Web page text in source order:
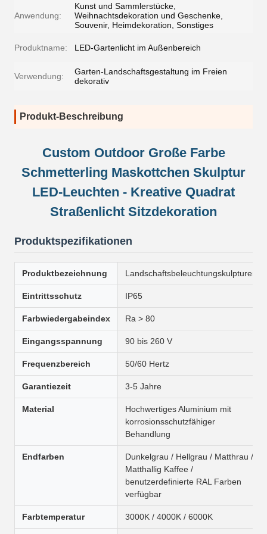
Anwendung:
Kunst und Sammlerstücke,
Weihnachtsdekoration und Geschenke,
Souvenir, Heimdekoration, Sonstiges
Produktname: LED-Gartenlicht im Außenbereich
Verwendung:
Garten-Landschaftsgestaltung im Freien
dekorativ
Produkt-Beschreibung
Custom Outdoor Große Farbe
Schmetterling Maskottchen Skulptur
LED-Leuchten - Kreative Quadrat
Straßenlicht Sitzdekoration
Produktspezifikationen
Produktbezeichnung Landschaftsbeleuchtungskulpturen
Eintrittsschutz IP65
Farbwiedergabeindex Ra > 80
Eingangsspannung 90 bis 260 V
Frequenzbereich 50/60 Hertz
Garantiezeit 3-5 Jahre
Material
Hochwertiges Aluminium mit
korrosionsschutzfähiger
Behandlung
Endfarben
Dunkelgrau / Hellgrau / Matthrau /
Matthallig Kaffee /
benutzerdefinierte RAL Farben
verfügbar
Farbtemperatur 3000K / 4000K / 6000K